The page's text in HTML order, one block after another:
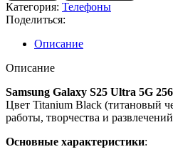
Категория: Телефоны
Поделиться:
Описание
Описание
Samsung Galaxy S25 Ultra 5G
Цвет Titanium Black (титановый
работы, творчества и
Основные характеристики: